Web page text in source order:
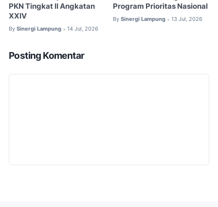
PKN Tingkat II Angkatan
XXIV
By Sinergi Lampung • 14 Jul, 2026
Program Prioritas Nasional
By Sinergi Lampung • 13 Jul, 2026
Posting Komentar